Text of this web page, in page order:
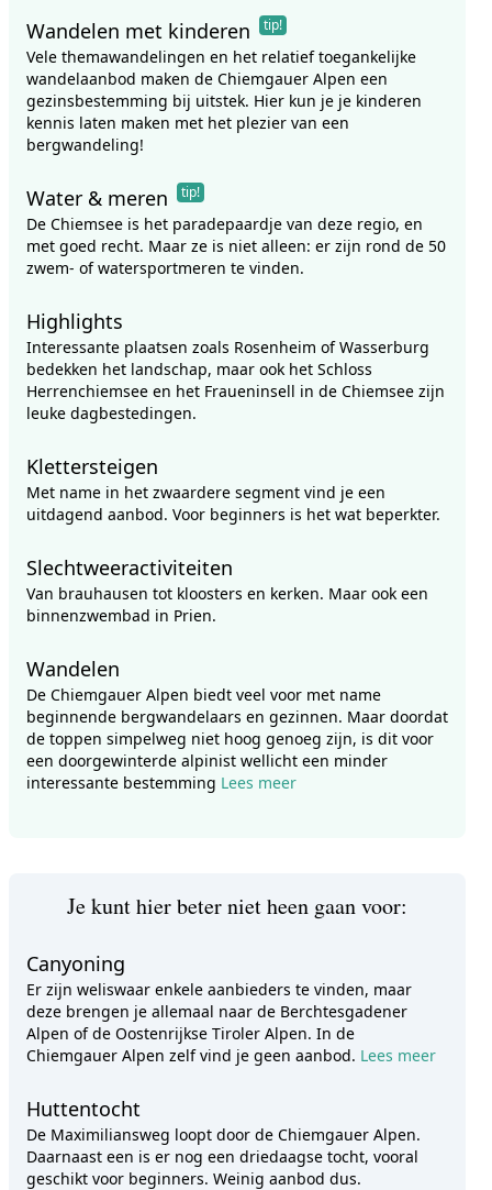
Wandelen met kinderen tip!
Vele themawandelingen en het relatief toegankelijke
wandelaanbod maken de Chiemgauer Alpen een
gezinsbestemming bij uitstek. Hier kun je je kinderen
kennis laten maken met het plezier van een
bergwandeling!
Water & meren tip!
De Chiemsee is het paradepaardje van deze regio, en
met goed recht. Maar ze is niet alleen: er zijn rond de 50
zwem- of watersportmeren te vinden.
Highlights
Interessante plaatsen zoals Rosenheim of Wasserburg
bedekken het landschap, maar ook het Schloss
Herrenchiemsee en het Fraueninsell in de Chiemsee zijn
leuke dagbestedingen.
Klettersteigen
Met name in het zwaardere segment vind je een
uitdagend aanbod. Voor beginners is het wat beperkter.
Slechtweeractiviteiten
Van brauhausen tot kloosters en kerken. Maar ook een
binnenzwembad in Prien.
Wandelen
De Chiemgauer Alpen biedt veel voor met name
beginnende bergwandelaars en gezinnen. Maar doordat
de toppen simpelweg niet hoog genoeg zijn, is dit voor
een doorgewinterde alpinist wellicht een minder
interessante bestemming Lees meer
Je kunt hier beter niet heen gaan voor:
Canyoning
Er zijn weliswaar enkele aanbieders te vinden, maar
deze brengen je allemaal naar de Berchtesgadener
Alpen of de Oostenrijkse Tiroler Alpen. In de
Chiemgauer Alpen zelf vind je geen aanbod. Lees meer
Huttentocht
De Maximiliansweg loopt door de Chiemgauer Alpen.
Daarnaast een is er nog een driedaagse tocht, vooral
geschikt voor beginners. Weinig aanbod dus.